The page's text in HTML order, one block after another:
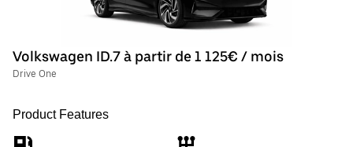
Volkswagen ID.7 à partir de 1 125€ / mois
Drive One
Product Features